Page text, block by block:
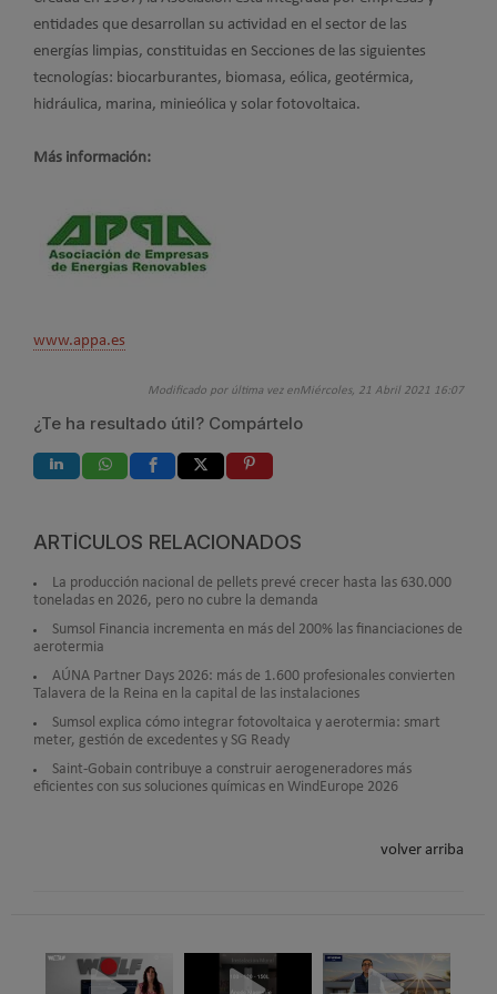
entidades que desarrollan su actividad en el sector de las
energías limpias, constituidas en Secciones de las siguientes
tecnologías: biocarburantes, biomasa, eólica, geotérmica,
hidráulica, marina, minieólica y solar fotovoltaica.
Más información:
www.appa.es
Modificado por última vez enMiércoles, 21 Abril 2021 16:07
¿Te ha resultado útil? Compártelo
ARTÍCULOS RELACIONADOS
La producción nacional de pellets prevé crecer hasta las 630.000
toneladas en 2026, pero no cubre la demanda
Sumsol Financia incrementa en más del 200% las financiaciones de
aerotermia
AÚNA Partner Days 2026: más de 1.600 profesionales convierten
Talavera de la Reina en la capital de las instalaciones
Sumsol explica cómo integrar fotovoltaica y aerotermia: smart
meter, gestión de excedentes y SG Ready
Saint-Gobain contribuye a construir aerogeneradores más
eficientes con sus soluciones químicas en WindEurope 2026
volver arriba